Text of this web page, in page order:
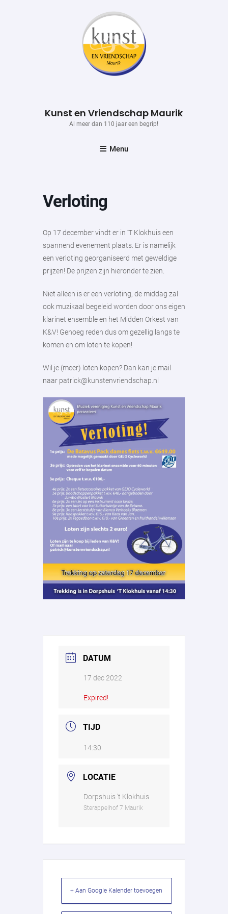
Kunst en Vriendschap Maurik
Al meer dan 110 jaar een begrip!
Menu
Verloting
Op 17 december vindt er in ‘T Klokhuis een
spannend evenement plaats. Er is namelijk
een verloting georganiseerd met geweldige
prijzen! De prijzen zijn hieronder te zien.
Niet alleen is er een verloting, de middag zal
ook muzikaal begeleid worden door ons eigen
klarinet ensemble en het Midden Orkest van
K&V! Genoeg reden dus om gezellig langs te
komen en om loten te kopen!
Wil je (meer) loten kopen? Dan kan je mail
naar patrick@kunstenvriendschap.nl
DATUM
17 dec 2022
Expired!
TIJD
14:30
LOCATIE
Dorpshuis 't Klokhuis
Sterappelhof 7 Maurik
+ Aan Google Kalender toevoegen